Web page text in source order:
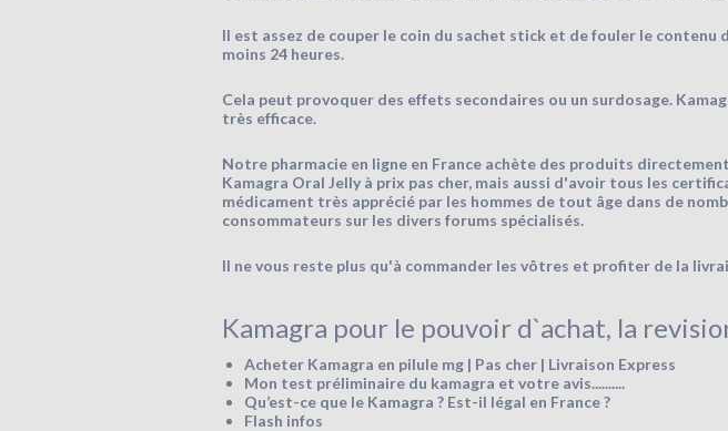
Il est assez de couper le coin du sachet stick et de fouler le
moins 24 heures.
Cela peut provoquer des effets secondaires ou un surdosage.
très efficace.
Notre pharmacie en ligne en France achète des produits
Kamagra Oral Jelly à prix pas cher, mais aussi d'avoir tous les
médicament très apprécié par les hommes de tout âge dans de
consommateurs sur les divers forums spécialisés.
Il ne vous reste plus qu'à commander les vôtres et profiter de la
Kamagra pour le pouvoir d`achat, la
Acheter Kamagra en pilule mg | Pas cher | Livraison Express
Mon test préliminaire du kamagra et votre avis..........
Qu’est-ce que le Kamagra ? Est-il légal en France ?
Flash infos